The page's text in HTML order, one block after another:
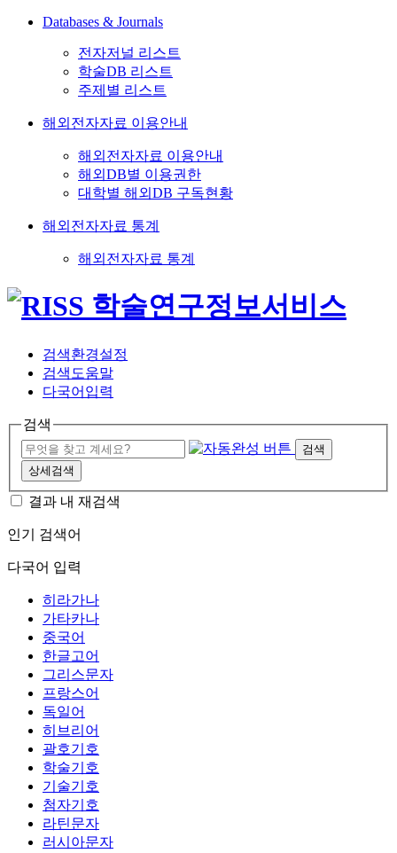
Databases & Journals
전자저널 리스트
학술DB 리스트
주제별 리스트
해외전자자료 이용안내
해외전자자료 이용안내
해외DB별 이용권한
대학별 해외DB 구독현황
해외전자자료 통계
해외전자자료 통계
검색환경설정
검색도움말
다국어입력
검색
검색
상세검색
결과 내 재검색
인기 검색어
다국어 입력
히라가나
가타카나
중국어
한글고어
그리스문자
프랑스어
독일어
히브리어
괄호기호
학술기호
기술기호
첨자기호
라틴문자
러시아문자